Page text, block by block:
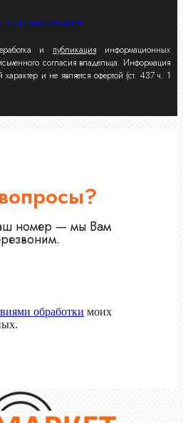
конфиденциальности
и публикация информационных
согласия владельца. Информация
и не является офертой (ст. 437 ч. 1
номер — мы Вам
обработки моих